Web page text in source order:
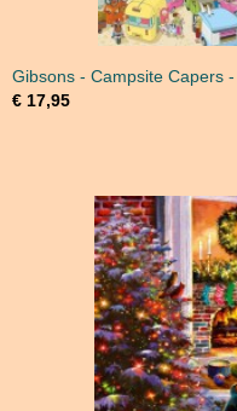
Gibsons - Campsite Capers
€ 17,95